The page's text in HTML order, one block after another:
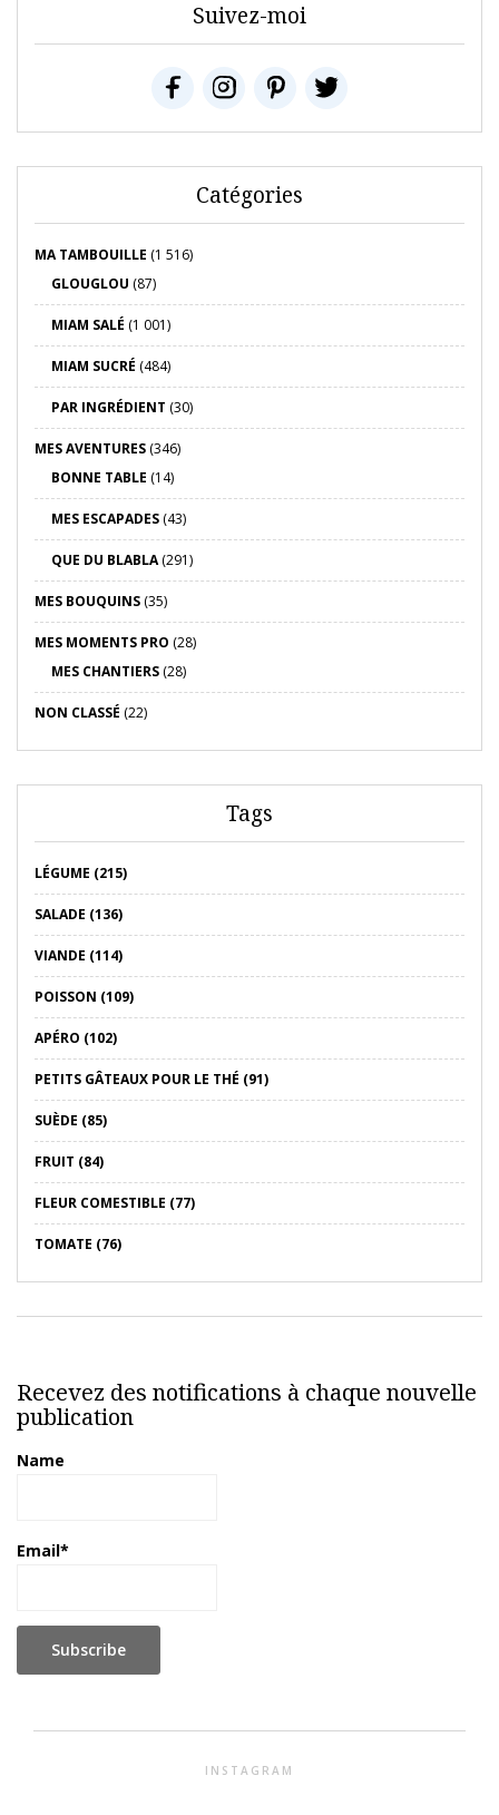
Suivez-moi
Catégories
MA TAMBOUILLE (1 516)
GLOUGLOU (87)
MIAM SALÉ (1 001)
MIAM SUCRÉ (484)
PAR INGRÉDIENT (30)
MES AVENTURES (346)
BONNE TABLE (14)
MES ESCAPADES (43)
QUE DU BLABLA(291)
MES BOUQUINS (35)
MES MOMENTS PRO (28)
MES CHANTIERS (28)
NON CLASSÉ (22)
Tags
LÉGUME (215)
SALADE (136)
VIANDE (114)
POISSON (109)
APÉRO (102)
PETITS GÂTEAUX POUR LE THÉ (91)
SUÈDE (85)
FRUIT (84)
FLEUR COMESTIBLE (77)
TOMATE (76)
Recevez des notifications à chaque nouvelle
publication
Name
Email*
INSTAGRAM